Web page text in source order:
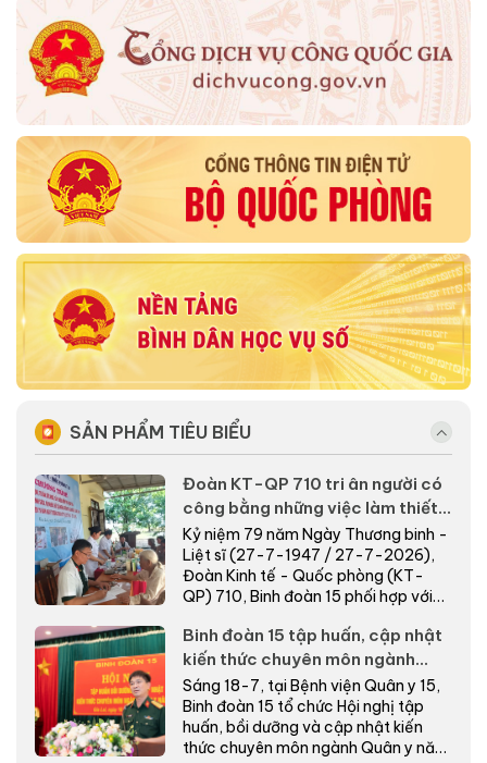
SẢN PHẨM TIÊU BIỂU
Đoàn KT-QP 710 tri ân người có
công bằng những việc làm thiết
thực nơi biên giới
Kỷ niệm 79 năm Ngày Thương binh -
Liệt sĩ (27-7-1947 / 27-7-2026),
Đoàn Kinh tế - Quốc phòng (KT-
QP) 710, Binh đoàn 15 phối hợp với
Binh đoàn 15 tập huấn, cập nhật
kiến thức chuyên môn ngành
Quân y năm 2026
Sáng 18-7, tại Bệnh viện Quân y 15,
Binh đoàn 15 tổ chức Hội nghị tập
huấn, bồi dưỡng và cập nhật kiến
thức chuyên môn ngành Quân y năm